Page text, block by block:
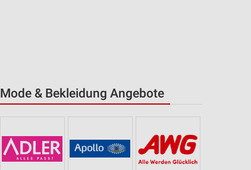
Mode & Bekleidung Angebote